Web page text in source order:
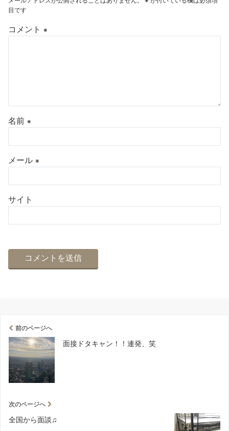
目です
コメント ※
名前 ※
メール ※
サイト
前のページへ
面接ドタキャン！！連発、笑
次のページへ
全国から面談♫